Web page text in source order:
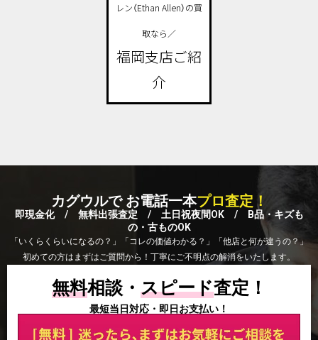
レン（Ethan Allen）の買
取なら／
福岡支店ご紹
介
カグウルで お電話一本プロ査定！
即現金化 / 無料出張査定 / 土日祝夜間OK / B品・キズも
の・古ものOK
「いくらくらいになるの？」「コレの価値わかる？」「他店と何が違うの？」
初めての方はまずはご質問から！丁寧にご不明点の解消をいたします。
無料相談・ スピード査定！
最短当日対応・即日お支払い！